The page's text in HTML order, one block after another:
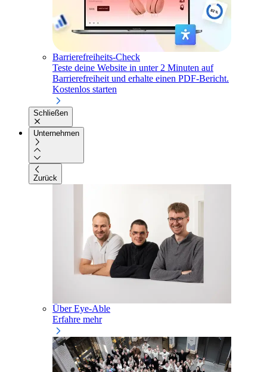
Barrierefreiheits-Check
Teste deine Website in unter 2 Minuten auf
Barrierefreiheit und erhalte einen PDF-Bericht.
Kostenlos starten
Schließen
Unternehmen
Zurück
Über Eye-Able
Erfahre mehr